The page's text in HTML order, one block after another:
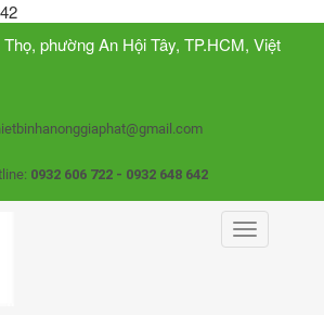
phường An Hội Tây, TP.HCM, Việt
0932 606 722 - 0932 648 642
Toggle
navigation